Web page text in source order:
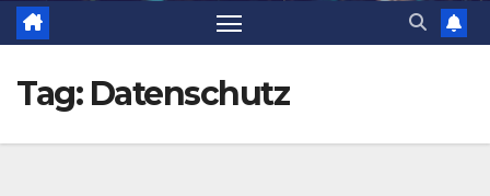
Tag: Datenschutz